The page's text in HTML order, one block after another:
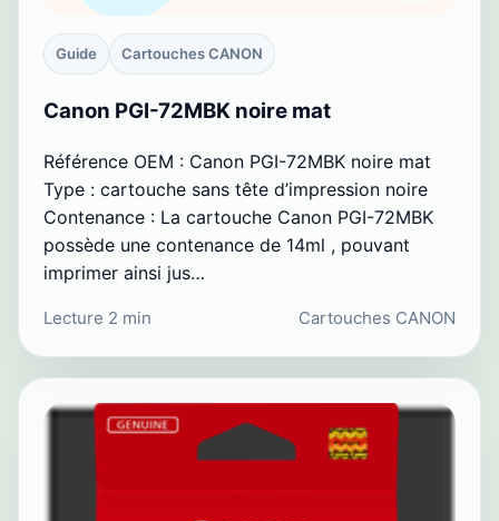
Guide Cartouches CANON
Canon PGI-72MBK noire mat
Référence OEM : Canon PGI-72MBK noire mat
Type : cartouche sans tête d’impression noire
Contenance : La cartouche Canon PGI-72MBK
possède une contenance de 14ml , pouvant
imprimer ainsi jus…
Lecture 2 min Cartouches CANON